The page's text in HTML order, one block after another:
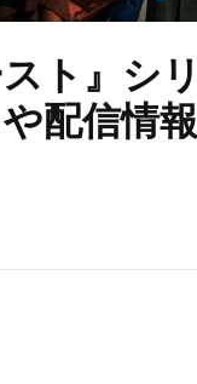
ト』シリ
配信情報